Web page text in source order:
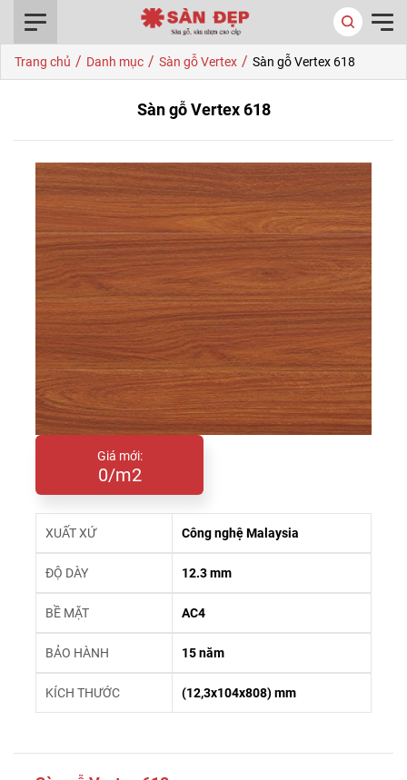
Trang chủ / Danh mục / Sàn gỗ Vertex / Sàn gỗ Vertex 618
Sàn gỗ Vertex 618
Giá mới:
0/m2
XUẤT XỨ Công nghệ Malaysia
ĐỘ DÀY 12.3 mm
BỀ MẶT AC4
BẢO HÀNH 15 năm
KÍCH THƯỚC (12,3x104x808) mm